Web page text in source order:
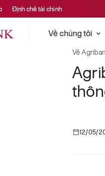
Định chế tài chính
Về chúng tôi
Về
12/05/